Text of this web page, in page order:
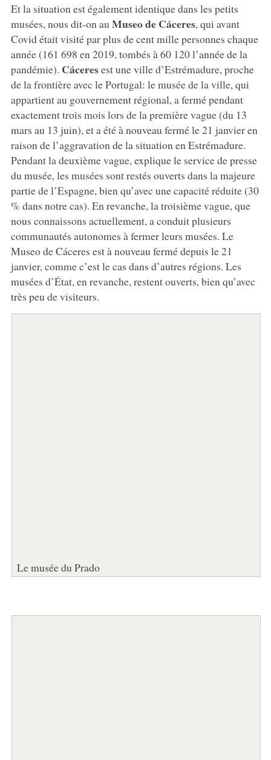
Et la situation est également identique dans les petits
musées, nous dit-on au Museo de Cáceres, qui avant
Covid était visité par plus de cent mille personnes chaque
année (161 698 en 2019, tombés à 60 120 l’année de la
pandémie). Cáceresest une ville d’Estrémadure, proche
de la frontière avec le Portugal: le musée de la ville, qui
appartient au gouvernement régional, a fermé pendant
exactement trois mois lors de la première vague (du 13
mars au 13 juin), et a été à nouveau fermé le 21 janvier en
raison de l’aggravation de la situation en Estrémadure.
Pendant la deuxième vague, explique le service de presse
du musée, les musées sont restés ouverts dans la majeure
partie de l’Espagne, bien qu’avec une capacité réduite (30
% dans notre cas). En revanche, la troisième vague, que
nous connaissons actuellement, a conduit plusieurs
communautés autonomes à fermer leurs musées. Le
Museo de Cáceres est à nouveau fermé depuis le 21
janvier, comme c’est le cas dans d’autres régions. Les
musées d’État, en revanche, restent ouverts, bien qu’avec
très peu de visiteurs.
Le musée du Prado